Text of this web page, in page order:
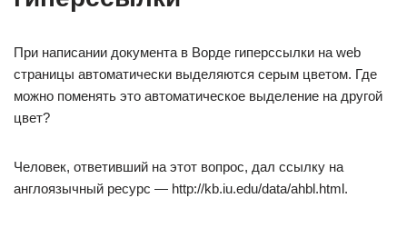
При написании документа в Ворде гиперссылки на web
страницы автоматически выделяются серым цветом. Где
можно поменять это автоматическое выделение на другой
цвет?
Человек, ответивший на этот вопрос, дал ссылку на
англоязычный ресурс — http://kb.iu.edu/data/ahbl.html.